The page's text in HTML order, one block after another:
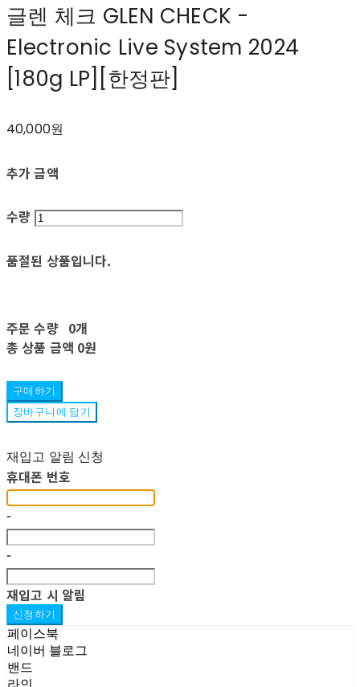
글렌 체크 GLEN CHECK -
Electronic Live System 2024
[180g LP][한정판]
40,000원
추가 금액
수량
품절된 상품입니다.
주문 수량 0개
총 상품 금액 0원
구매하기
장바구니에 담기
재입고 알림 신청
휴대폰 번호
-
-
재입고 시 알림
신청하기
페이스북
네이버 블로그
밴드
라인